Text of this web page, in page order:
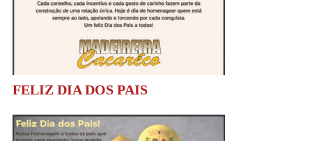
FELIZ DIA DOS PAIS